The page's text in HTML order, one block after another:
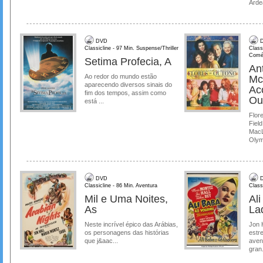
DVD
Classicline - 97 Min. Suspense/Thriller
Setima Profecia, A
Ao redor do mundo estão
aparecendo diversos sinais do
fim dos tempos, assim como
está ...
DVD
Classicline - 86 Min. Aventura
Mil e Uma Noites,
As
Neste incrível épico das Arábias,
os personagens das histórias
que j&aac...
Ali
Jon